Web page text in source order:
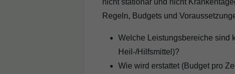
Regeln, Budgets und
Welche Leistungsbereiche sind
Heil-/Hilfsmittel)?
Wie wird erstattet (Budget pro